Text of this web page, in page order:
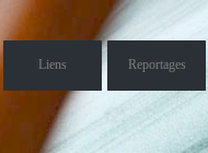
Liens Reportages